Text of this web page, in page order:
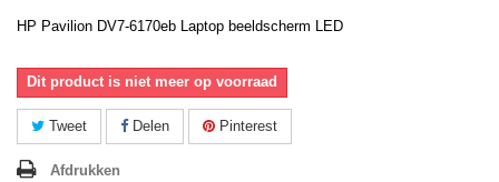
HP Pavilion DV7-6170eb Laptop beeldscherm LED
Dit product is niet meer op voorraad
Tweet Delen Pinterest
Afdrukken